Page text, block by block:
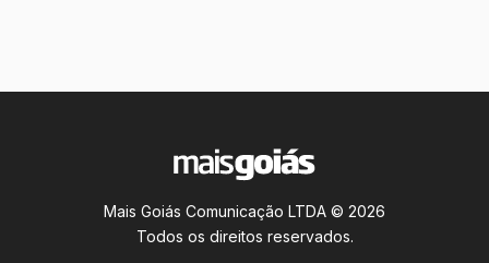
Mais Goiás Comunicação LTDA © 2026
Todos os direitos reservados.